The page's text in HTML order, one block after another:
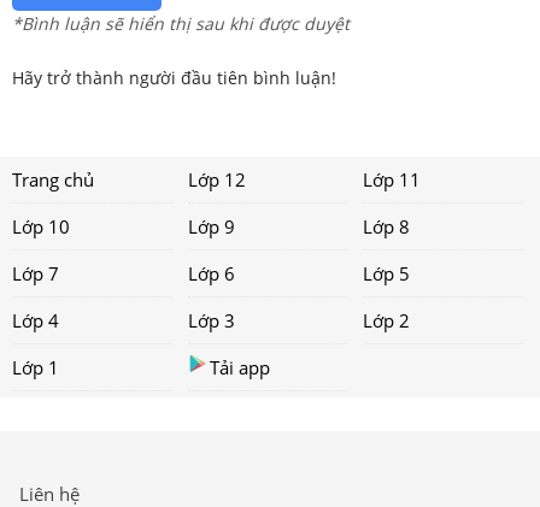
*Bình luận sẽ hiển thị sau khi được duyệt
Hãy trở thành người đầu tiên bình luận!
Trang chủ Lớp 12
Lớp 11
Lớp 10
Lớp 9
Lớp 8
Lớp 7
Lớp 6
Lớp 5
Lớp 4
Lớp 3
Lớp 2
Lớp 1
Tải app
Liên hệ